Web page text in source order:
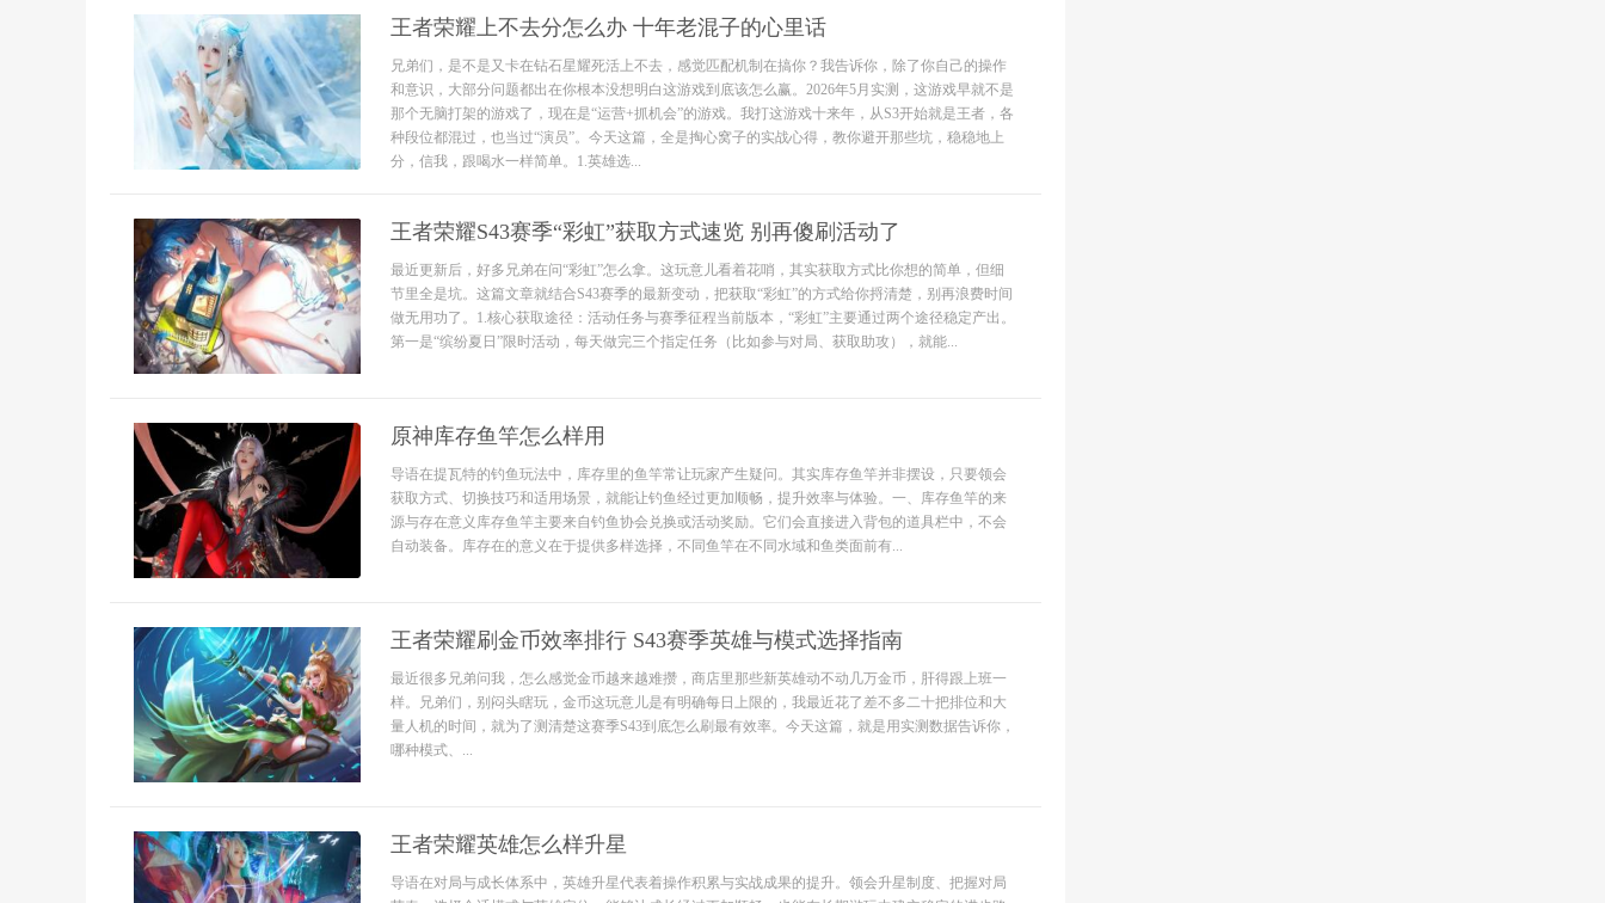
王者荣耀上不去分怎么办 十年老混子的心里话
兄弟们，是不是又卡在钻石星耀死活上不去，感觉匹配机制在搞你？我告诉你，除了你自己的操作
和意识，大部分问题都出在你根本没想明白这游戏到底该怎么赢。2026年5月实测，这游戏早就不是
那个无脑打架的游戏了，现在是“运营+抓机会”的游戏。我打这游戏十来年，从S3开始就是王者，各
种段位都混过，也当过“演员”。今天这篇，全是掏心窝子的实战心得，教你避开那些坑，稳稳地上
分，信我，跟喝水一样简单。1.英雄选...
王者荣耀S43赛季“彩虹”获取方式速览 别再傻刷活动了
最近更新后，好多兄弟在问“彩虹”怎么拿。这玩意儿看着花哨，其实获取方式比你想的简单，但细
节里全是坑。这篇文章就结合S43赛季的最新变动，把获取“彩虹”的方式给你捋清楚，别再浪费时间
做无用功了。1.核心获取途径：活动任务与赛季征程当前版本，“彩虹”主要通过两个途径稳定产出。
第一是“缤纷夏日”限时活动，每天做完三个指定任务（比如参与对局、获取助攻），就能...
原神库存鱼竿怎么样用
导语在提瓦特的钓鱼玩法中，库存里的鱼竿常让玩家产生疑问。其实库存鱼竿并非摆设，只要领会
获取方式、切换技巧和适用场景，就能让钓鱼经过更加顺畅，提升效率与体验。一、库存鱼竿的来
源与存在意义库存鱼竿主要来自钓鱼协会兑换或活动奖励。它们会直接进入背包的道具栏中，不会
自动装备。库存在的意义在于提供多样选择，不同鱼竿在不同水域和鱼类面前有...
王者荣耀刷金币效率排行 S43赛季英雄与模式选择指南
最近很多兄弟问我，怎么感觉金币越来越难攒，商店里那些新英雄动不动几万金币，肝得跟上班一
样。兄弟们，别闷头瞎玩，金币这玩意儿是有明确每日上限的，我最近花了差不多二十把排位和大
量人机的时间，就为了测清楚这赛季S43到底怎么刷最有效率。今天这篇，就是用实测数据告诉你，
哪种模式、...
王者荣耀英雄怎么样升星
导语在对局与成长体系中，英雄升星代表着操作积累与实战成果的提升。领会升星制度、把握对局